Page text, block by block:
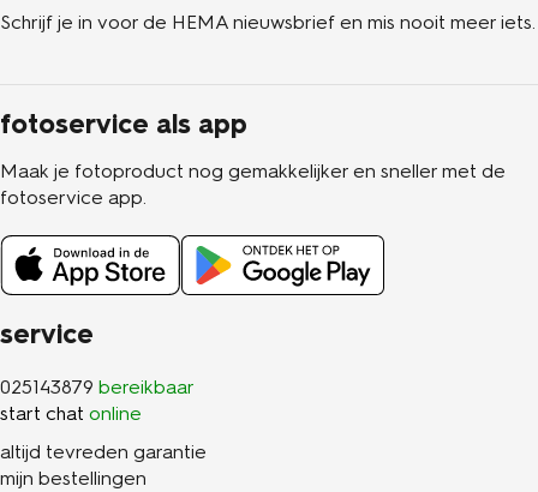
service
025143879 bereikbaar
start chat online
altijd tevreden garantie
mijn bestellingen
Schrijf je in voor de HEMA nieuwsbrief en mis nooit meer iets.
fotoservice als app
Maak je fotoproduct nog gemakkelijker en sneller met de
fotoservice app.